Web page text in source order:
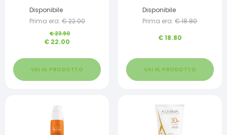
Disponibile
Prima era: €22.00
€23.90
€ 22.00
VAI AL PRODOTTO
Disponibile
Prima era: €18.80
€18.80
VAI AL PRODOTTO